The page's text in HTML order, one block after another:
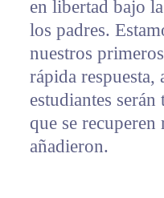
en libertad bajo
los padres.
nuestros
rápida respuesta,
estudiantes serán
que se recuperen
añadieron.